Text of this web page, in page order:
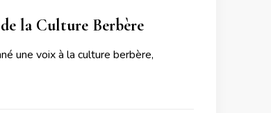
la Culture Berbère
une voix à la culture berbère,